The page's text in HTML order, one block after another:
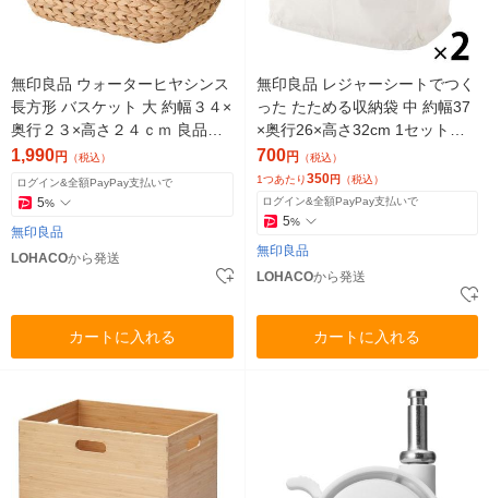
無印良品 ウォーターヒヤシンス
長方形 バスケット 大 約幅３４×
奥行２３×高さ２４ｃｍ 良品計
画
1,990円 （税込）
ログイン&全額PayPay支払いで
5%
無印良品
LOHACOから発送
カートに入れる
無印良品 レジャーシートでつく
った たためる収納袋 中 約幅37
×奥行26×高さ32cm 1セット（1
個×2） 良品計画
700円 （税込）
1つあたり350円 （税込）
ログイン&全額PayPay支払いで
5%
無印良品
LOHACOから発送
カートに入れる